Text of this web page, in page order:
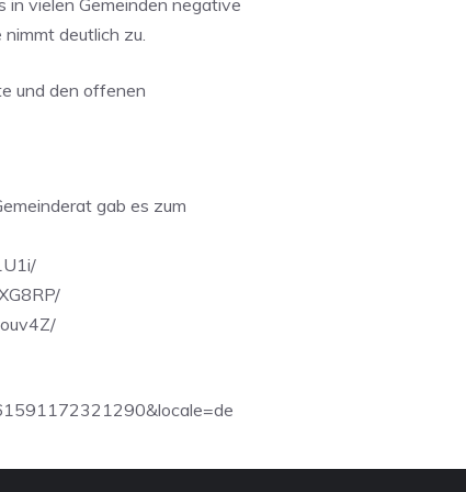
in vielen Gemeinden negative
deutlich zu.
und den offenen
gab es zum